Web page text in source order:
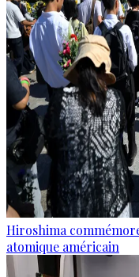
Hiroshima
atomique américain